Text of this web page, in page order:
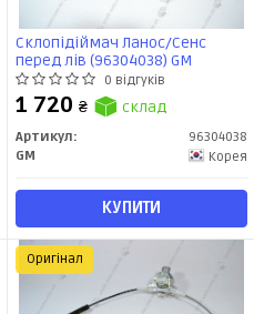
Склопідіймач Ланос/Сенс
перед лів (96304038) GM
0 відгуків
1 720 ₴ склад
Артикул:
96304038
GM
Корея
КУПИТИ
Оригінал